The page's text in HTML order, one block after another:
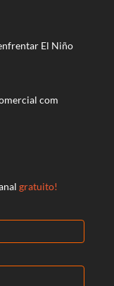
El Niño
com
gratuito!